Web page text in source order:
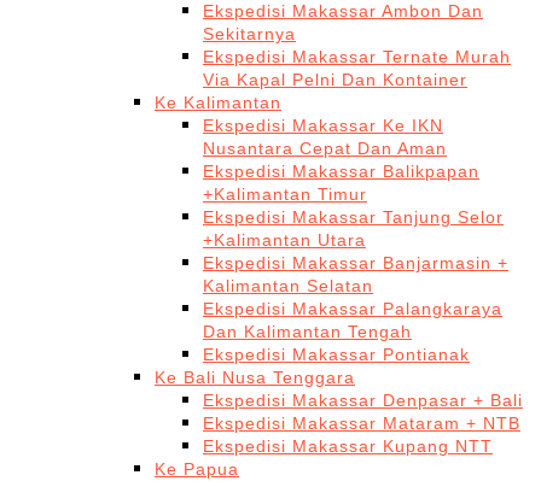
Ekspedisi Makassar Ambon Dan
Sekitarnya
Ekspedisi Makassar Ternate Murah
Via Kapal Pelni Dan Kontainer
Ke Kalimantan
Ekspedisi Makassar Ke IKN
Nusantara Cepat Dan Aman
Ekspedisi Makassar Balikpapan
+Kalimantan Timur
Ekspedisi Makassar Tanjung Selor
+Kalimantan Utara
Ekspedisi Makassar Banjarmasin +
Kalimantan Selatan
Ekspedisi Makassar Palangkaraya
Dan Kalimantan Tengah
Ekspedisi Makassar Pontianak
Ke Bali Nusa Tenggara
Ekspedisi Makassar Denpasar + Bali
Ekspedisi Makassar Mataram + NTB
Ekspedisi Makassar Kupang NTT
Ke Papua